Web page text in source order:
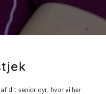
dit senior dyr, hvor vi her